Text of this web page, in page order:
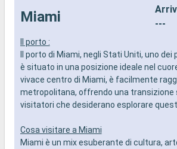
Miami
---
Il porto :
Il porto di Miami, negli Stati Uniti, uno
è situato in una posizione ideale nel
vivace centro di Miami, è facilmente
metropolitana, offrendo una transizione
visitatori che desiderano esplorare
Cosa visitare a Miami
Miami è un mix esuberante di cultura,